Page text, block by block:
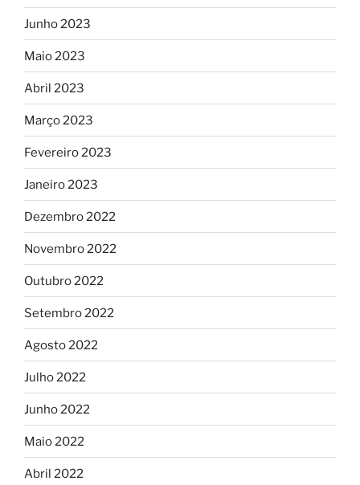
Junho 2023
Maio 2023
Abril 2023
Março 2023
Fevereiro 2023
Janeiro 2023
Dezembro 2022
Novembro 2022
Outubro 2022
Setembro 2022
Agosto 2022
Julho 2022
Junho 2022
Maio 2022
Abril 2022